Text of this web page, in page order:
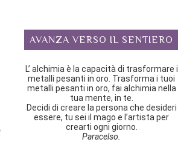
AVANZA VERSO IL SENTIERO
L’ alchimia è la capacità di trasformare i
metalli pesanti in oro. Trasforma i tuoi
metalli pesanti in oro, fai alchimia nella
tua mente, in te.
Decidi di creare la persona che desideri
essere, tu sei il mago e l’artista per
crearti ogni giorno.
Paracelso.